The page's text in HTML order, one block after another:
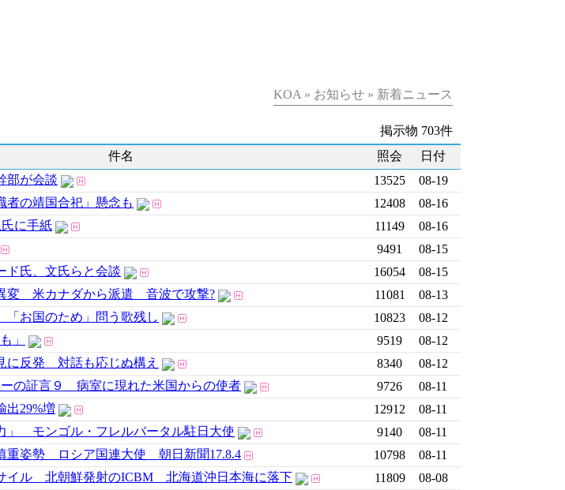
KOA » お知らせ » 新着ニュース
掲示物 703件
件名 照会
日付
部が会談 13525
08-19
の靖国合祀」懸念も 12408
08-16
に手紙 11149
08-16
9491
08-15
ド氏、文氏らと会談 16054
08-15
変 米カナダから派遣 音波で攻撃? 11081
08-13
「お国のため」問う歌残し 10823
08-12
」 9519
08-12
に反発 対話も応じぬ構え 8340
08-12
の証言９ 病室に現れた米国からの使者 9726
08-11
出29%増 12912
08-11
」 モンゴル・フレルバータル駐日大使 9140
08-11
重姿勢 ロシア国連大使 朝日新聞17.8.4 10798
08-11
イル 北朝鮮発射のICBM 北海道沖日本海に落下 11809 08-08